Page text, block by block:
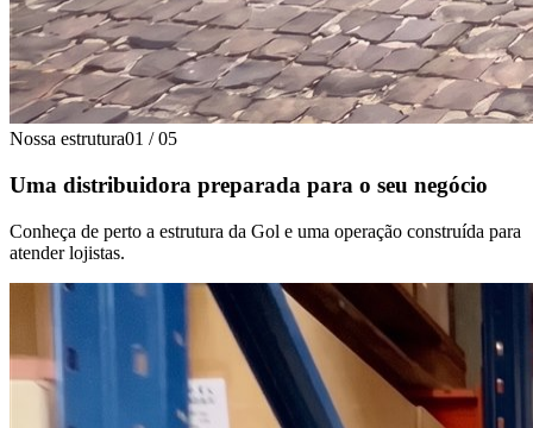
Nossa estrutura01 / 05
Uma distribuidora preparada para o seu negócio
Conheça de perto a estrutura da Gol e uma operação construída para
atender lojistas.